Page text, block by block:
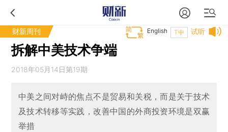
财新周刊 试听
T中
English
拆解中美技术争端
2018年05月14日第19期
中美之间对峙的焦点不是贸易和关税，而是关于技术
及技术转移等实践，改善中国的外商投资环境是双赢
举措